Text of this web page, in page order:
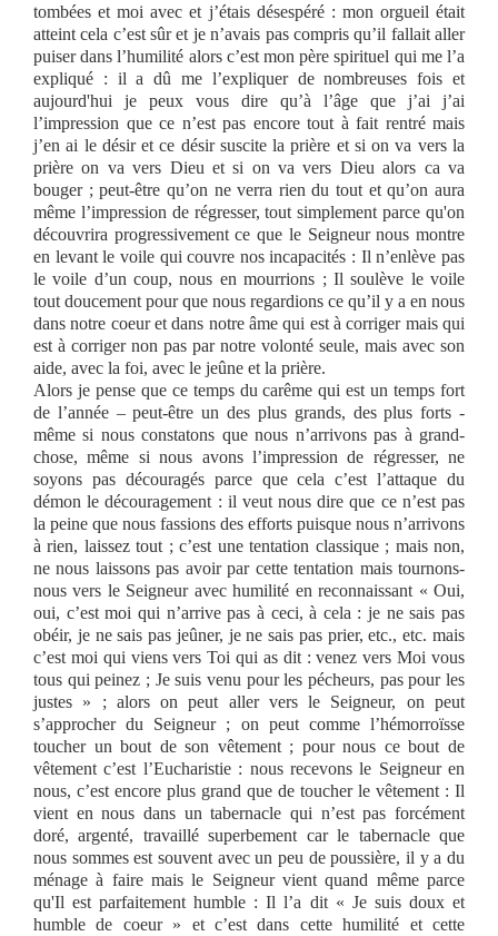
tombées et moi avec et j’étais désespéré : mon orgueil était
atteint cela c’est sûr et je n’avais pas compris qu’il fallait aller
puiser dans l’humilité alors c’est mon père spirituel qui me l’a
expliqué : il a dû me l’expliquer de nombreuses fois et
aujourd'hui je peux vous dire qu’à l’âge que j’ai j’ai
l’impression que ce n’est pas encore tout à fait rentré mais
j’en ai le désir et ce désir suscite la prière et si on va vers la
prière on va vers Dieu et si on va vers Dieu alors ca va
bouger ; peut-être qu’on ne verra rien du tout et qu’on aura
même l’impression de régresser, tout simplement parce qu'on
découvrira progressivement ce que le Seigneur nous montre
en levant le voile qui couvre nos incapacités : Il n’enlève pas
le voile d’un coup, nous en mourrions ; Il soulève le voile
tout doucement pour que nous regardions ce qu’il y a en nous
dans notre coeur et dans notre âme qui est à corriger mais qui
est à corriger non pas par notre volonté seule, mais avec son
aide, avec la foi, avec le jeûne et la prière.
Alors je pense que ce temps du carême qui est un temps fort
de l’année – peut-être un des plus grands, des plus forts -
même si nous constatons que nous n’arrivons pas à grand-
chose, même si nous avons l’impression de régresser, ne
soyons pas découragés parce que cela c’est l’attaque du
démon le découragement : il veut nous dire que ce n’est pas
la peine que nous fassions des efforts puisque nous n’arrivons
à rien, laissez tout ; c’est une tentation classique ; mais non,
ne nous laissons pas avoir par cette tentation mais tournons-
nous vers le Seigneur avec humilité en reconnaissant « Oui,
oui, c’est moi qui n’arrive pas à ceci, à cela : je ne sais pas
obéir, je ne sais pas jeûner, je ne sais pas prier, etc., etc. mais
c’est moi qui viens vers Toi qui as dit : venez vers Moi vous
tous qui peinez ; Je suis venu pour les pécheurs, pas pour les
justes » ; alors on peut aller vers le Seigneur, on peut
s’approcher du Seigneur ; on peut comme l’hémorroïsse
toucher un bout de son vêtement ; pour nous ce bout de
vêtement c’est l’Eucharistie : nous recevons le Seigneur en
nous, c’est encore plus grand que de toucher le vêtement : Il
vient en nous dans un tabernacle qui n’est pas forcément
doré, argenté, travaillé superbement car le tabernacle que
nous sommes est souvent avec un peu de poussière, il y a du
ménage à faire mais le Seigneur vient quand même parce
qu'Il est parfaitement humble : Il l’a dit « Je suis doux et
humble de coeur » et c’est dans cette humilité et cette